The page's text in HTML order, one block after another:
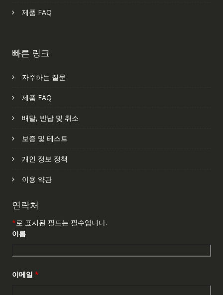
제품 FAQ
빠른 링크
자주하는 질문
제품 FAQ
배달, 반납 및 취소
보증 및 테스트
개인 정보 정책
이용 약관
연락처
*로 표시된 필드는 필수입니다.
이름
이메일 *